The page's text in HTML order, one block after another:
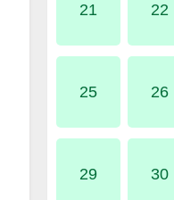
21 22
25 26
29 30